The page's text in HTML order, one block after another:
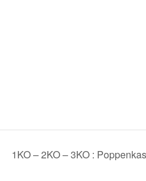
1KO – 2KO – 3KO :